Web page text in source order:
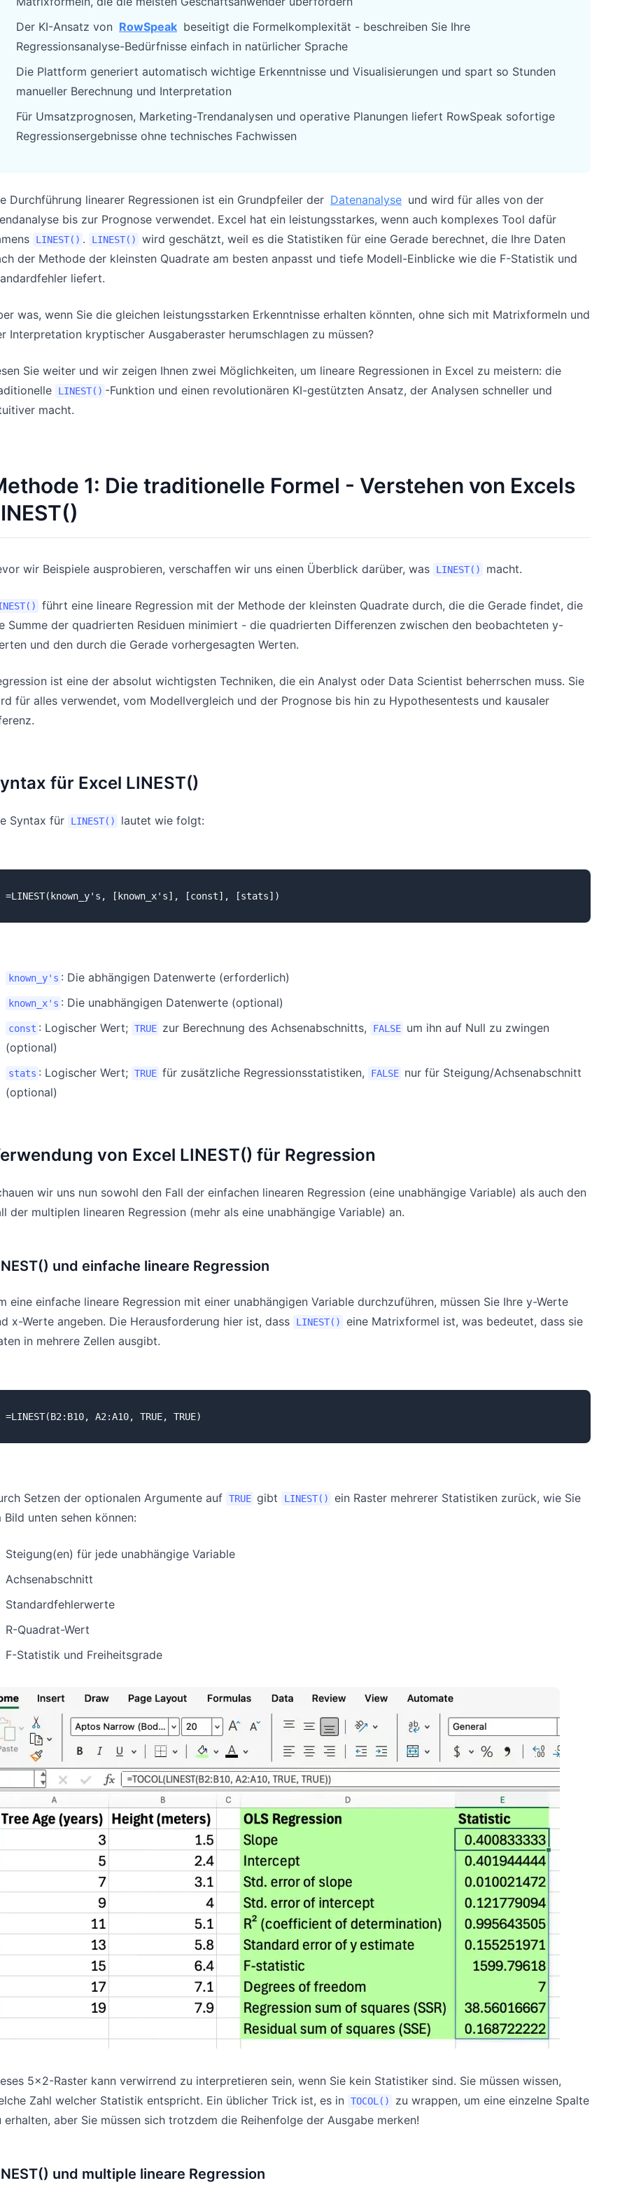
revenue tracking.
Project
and status.
Analytics
and cleanup.
Community
learn from users.
Quick Start
Der KI-Ansatz von RowSpeak beseitigt die Formelkomplexität - beschreiben Sie Ihre
Regressionsanalyse-Bedürfnisse einfach in natürlicher Sprache
Die Plattform generiert automatisch wichtige Erkenntnisse und Visualisierungen und spart so Stunden
manueller Berechnung und Interpretation
Für Umsatzprognosen, Marketing-Trendanalysen und operative Planungen liefert RowSpeak sofortige
Regressionsergebnisse ohne technisches Fachwissen
Durchführung linearer Regressionen ist ein Grundpfeiler der Datenanalyse und wird für alles von der
bis zur Prognose verwendet. Excel hat ein leistungsstarkes, wenn auch komplexes Tool dafür
LINEST() . LINEST()
wird geschätzt, weil es die Statistiken für eine Gerade berechnet, die Ihre Daten
der Methode der kleinsten Quadrate am besten anpasst und tiefe Modell-Einblicke wie die F-Statistik und
liefert.
was, wenn Sie die gleichen leistungsstarken Erkenntnisse erhalten könnten, ohne sich mit Matrixformeln und
Interpretation kryptischer Ausgaberaster herumschlagen zu müssen?
Sie weiter und wir zeigen Ihnen zwei Möglichkeiten, um lineare Regressionen in Excel zu meistern: die
LINEST() -Funktion und einen revolutionären KI-gestützten Ansatz, der Analysen schneller und
macht.
1: Die traditionelle Formel - Verstehen von Excels
wir Beispiele ausprobieren, verschaffen wir uns einen Überblick darüber, was LINEST() macht.
führt eine lineare Regression mit der Methode der kleinsten Quadrate durch, die die Gerade findet, die
Summe der quadrierten Residuen minimiert - die quadrierten Differenzen zwischen den beobachteten y-
und den durch die Gerade vorhergesagten Werten.
ist eine der absolut wichtigsten Techniken, die ein Analyst oder Data Scientist beherrschen muss. Sie
für alles verwendet, vom Modellvergleich und der Prognose bis hin zu Hypothesentests und kausaler
für Excel LINEST()
Syntax für LINEST() lautet wie folgt:
known_y's : Die abhängigen Datenwerte (erforderlich)
known_x's : Die unabhängigen Datenwerte (optional)
const : Logischer Wert; TRUE zur Berechnung des Achsenabschnitts, FALSE um ihn auf Null zu zwingen
(optional)
stats : Logischer Wert; TRUE für zusätzliche Regressionsstatistiken, FALSE nur für Steigung/Achsenabschnitt
(optional)
von Excel LINEST() für Regression
wir uns nun sowohl den Fall der einfachen linearen Regression (eine unabhängige Variable) als auch den
der multiplen linearen Regression (mehr als eine unabhängige Variable) an.
und einfache lineare Regression
eine einfache lineare Regression mit einer unabhängigen Variable durchzuführen, müssen Sie Ihre y-Werte
x-Werte angeben. Die Herausforderung hier ist, dass
LINEST()
eine Matrixformel ist, was bedeutet, dass sie
in mehrere Zellen ausgibt.
Setzen der optionalen Argumente auf TRUE gibt LINEST()
ein Raster mehrerer Statistiken zurück, wie Sie
Bild unten sehen können:
Steigung(en) für jede unabhängige Variable
Achsenabschnitt
Standardfehlerwerte
R-Quadrat-Wert
F-Statistik und Freiheitsgrade
5x2-Raster kann verwirrend zu interpretieren sein, wenn Sie kein Statistiker sind. Sie müssen wissen,
Zahl welcher Statistik entspricht. Ein üblicher Trick ist, es in TOCOL()
zu wrappen, um eine einzelne Spalte
erhalten, aber Sie müssen sich trotzdem die Reihenfolge der Ausgabe merken!
und multiple lineare Regression